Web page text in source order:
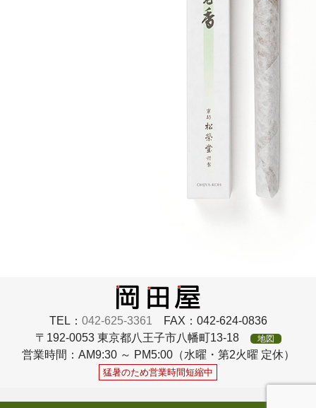
TEL： 042-625-3361 FAX：042-624-0836
〒192-0053 東京都八王子市八幡町13-18
地図
営業時間：AM9:30 ～ PM5:00（水曜・第2火曜 定休）
猛暑のため営業時間短縮中